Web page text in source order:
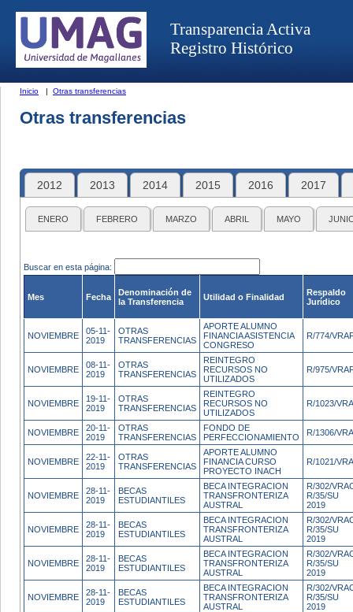
Transparencia Activa
Registro Histórico
Inicio | Otras transferencias
Otras transferencias
2012 2013 2014 2015 2016 2017
ENERO FEBRERO MARZO ABRIL MAYO
Buscar en esta página:
Mes Fecha
Denominación de
la Transferencia
Utilidad o Finalidad
Respaldo
Jurídico
NOVIEMBRE
05-11-
2019
OTRAS
TRANSFERENCIAS
APORTE ALUMNO
FINANCIA ASISTENCIA
CONGRESO
R/774/
NOVIEMBRE
08-11-
2019
OTRAS
TRANSFERENCIAS
REINTEGRO
RECURSOS NO
UTILIZADOS
R/975/
NOVIEMBRE
19-11-
2019
OTRAS
TRANSFERENCIAS
REINTEGRO
RECURSOS NO
UTILIZADOS
R/1023/
NOVIEMBRE
20-11-
2019
OTRAS
TRANSFERENCIAS
FONDO DE
PERFECCIONAMIENTO
R/1306/
NOVIEMBRE
22-11-
2019
OTRAS
TRANSFERENCIAS
APORTE ALUMNO
FINANCIA CURSO
PROYECTO INACH
R/1021/
NOVIEMBRE
28-11-
2019
BECAS
ESTUDIANTILES
BECA INTEGRACION
TRANSFRONTERIZA
AUSTRAL
R/302/
R/35/SU
2019
NOVIEMBRE
28-11-
2019
BECAS
ESTUDIANTILES
BECA INTEGRACION
TRANSFRONTERIZA
AUSTRAL
R/302/
R/35/SU
2019
NOVIEMBRE
28-11-
2019
BECAS
ESTUDIANTILES
BECA INTEGRACION
TRANSFRONTERIZA
AUSTRAL
R/302/
R/35/SU
2019
NOVIEMBRE
28-11-
2019
BECAS
ESTUDIANTILES
BECA INTEGRACION
TRANSFRONTERIZA
AUSTRAL
R/302/
R/35/SU
2019